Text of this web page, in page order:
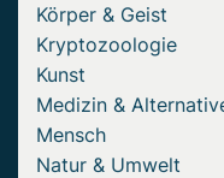
Körper & Geist
Kryptozoologie
Kunst
Medizin &
Mensch
Natur & Umwelt